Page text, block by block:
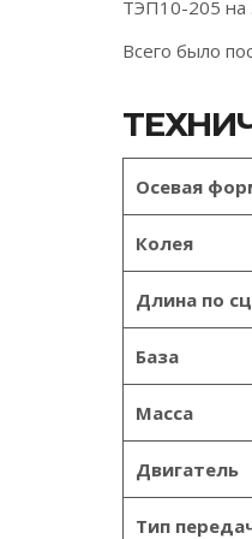
ТЭП10-205 на
Всего было
Осевая
Колея
Длина по
База
Масса
Двигатель
Тип